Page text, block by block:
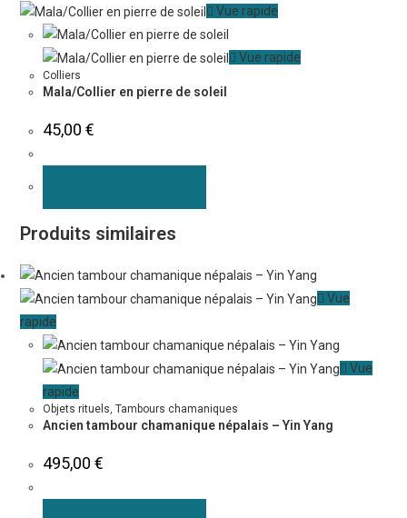
Vue rapide
Vue rapide
Colliers
Mala/Collier en pierre de soleil
45,00€
Produits similaires
Vue
rapide
Vue
rapide
Objets rituels,Tambours chamaniques
Ancien tambour chamanique népalais – Yin Yang
495,00€